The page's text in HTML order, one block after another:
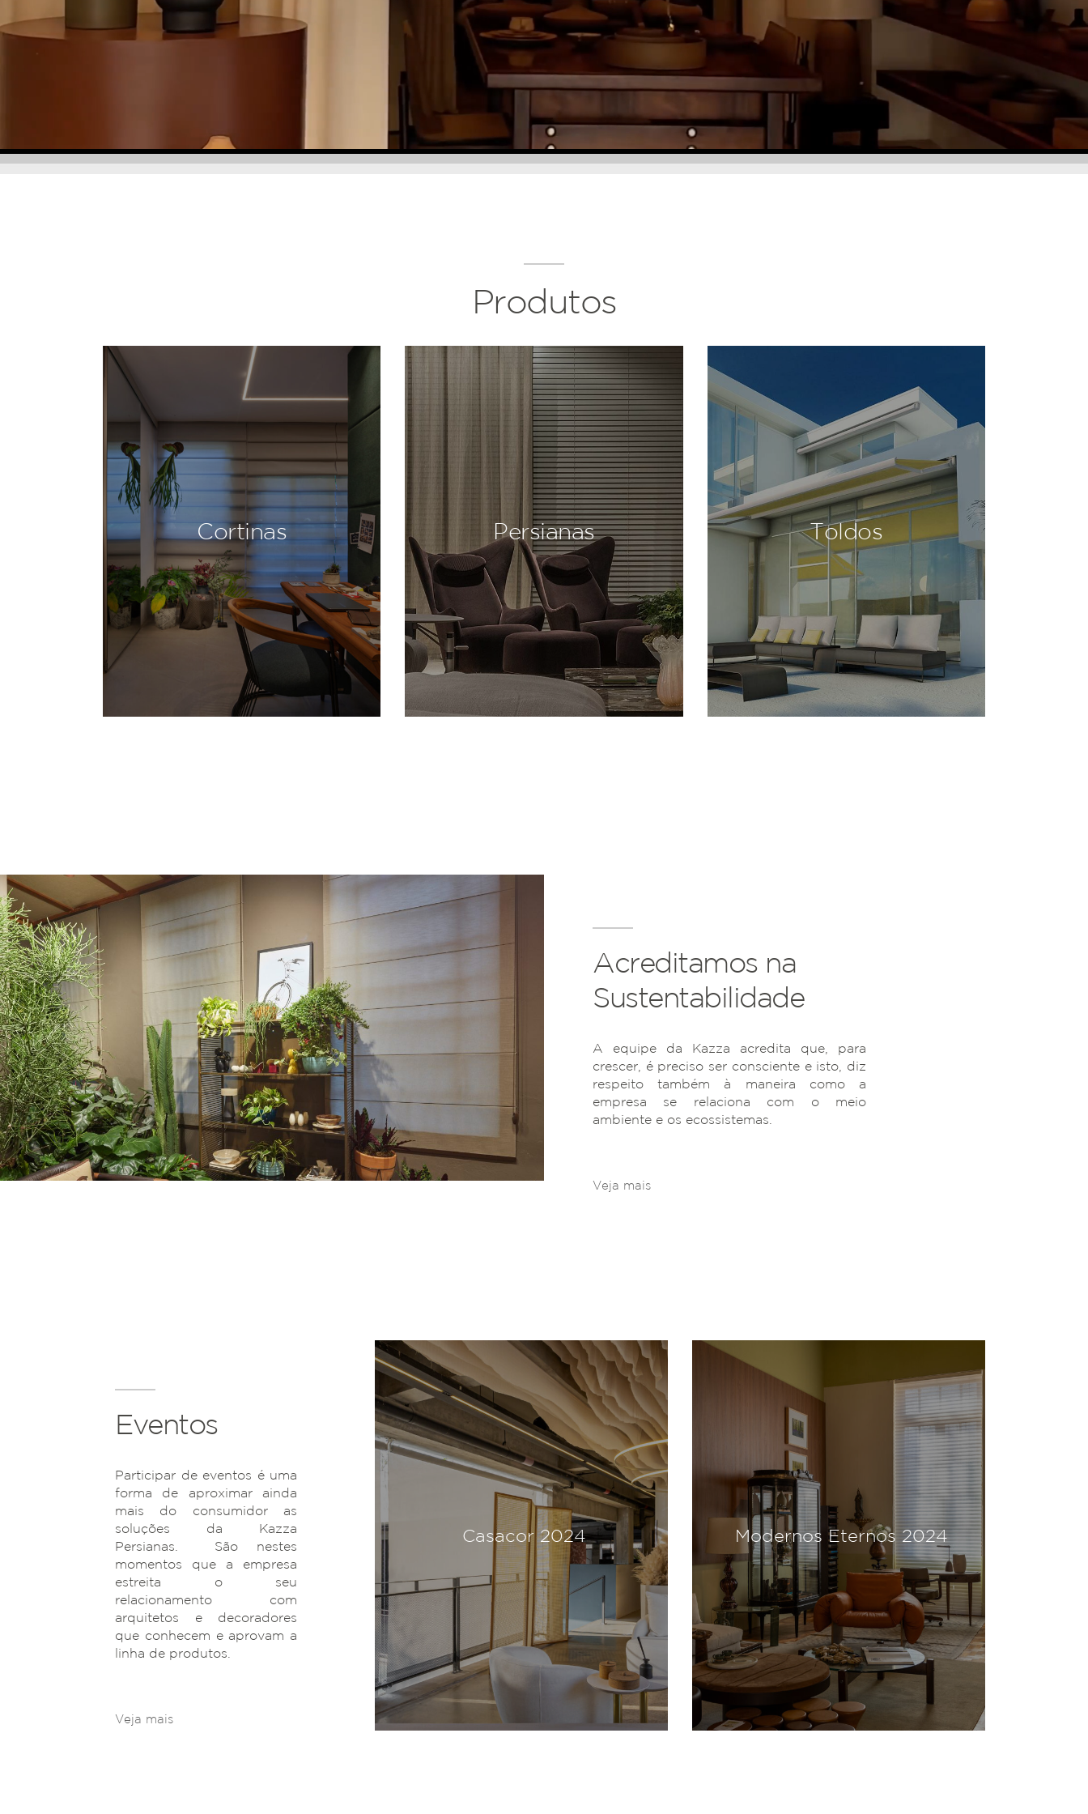
Produtos
Cortinas Persianas Toldos
Acreditamos na
Sustentabilidade
A equipe da Kazza acredita que, para
crescer, é preciso ser consciente e isto, diz
respeito também à maneira como a
empresa se relaciona com o meio
ambiente e os ecossistemas.
Veja mais
Eventos
Participar de eventos é uma
forma de aproximar ainda
mais do consumidor as
soluções da Kazza
Persianas. São nestes
momentos que a empresa
estreita o seu
relacionamento com
arquitetos e decoradores
que conhecem e aprovam a
linha de produtos.
Veja mais
Casacor 2024 Modernos Eternos 2024 Modernos Eternos 2023